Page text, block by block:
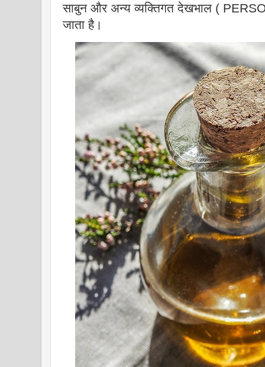
साबुन और अन्य व्यक्तिगत देखभाल (
जाता है।